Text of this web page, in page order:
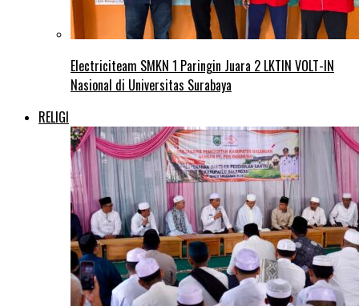
Electriciteam SMKN 1 Paringin Juara 2 LKTIN VOLT-IN
Nasional di Universitas Surabaya
RELIGI